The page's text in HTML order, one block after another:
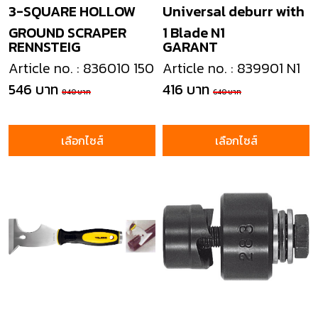
RENNSTEIG
3-SQUARE HOLLOW
GROUND SCRAPER
Article no. : 836010 150
546 บาท 840 บาท
เลือกไซส์
GARANT
Universal deburr with
1 Blade N1
Article no. : 839901 N1
416 บาท 640 บาท
เลือกไซส์